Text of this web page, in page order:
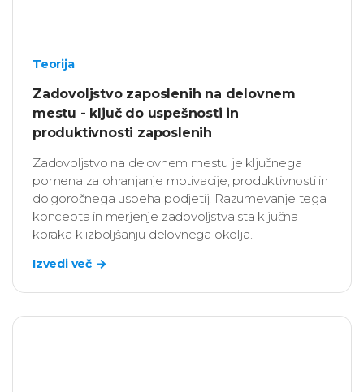
Teorija
Zadovoljstvo zaposlenih na delovnem
mestu - ključ do uspešnosti in
produktivnosti zaposlenih
Zadovoljstvo na delovnem mestu je ključnega
pomena za ohranjanje motivacije, produktivnosti in
dolgoročnega uspeha podjetij. Razumevanje tega
koncepta in merjenje zadovoljstva sta ključna
koraka k izboljšanju delovnega okolja.
Izvedi več